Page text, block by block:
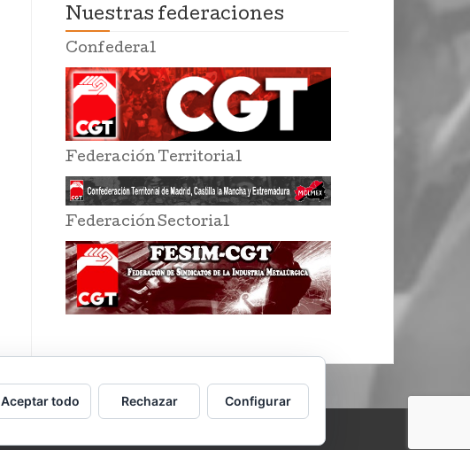
Nuestras federaciones
Confederal
Federación Territorial
Federación Sectorial
Aceptar todo Rechazar Configurar